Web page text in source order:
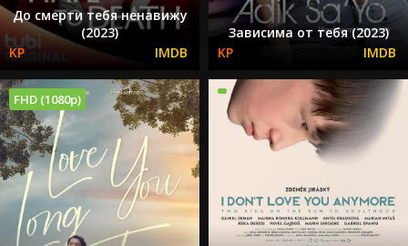
До смерти тебя ненавижу
(2023)
Зависима от тебя (2023)
FHD (1080p)